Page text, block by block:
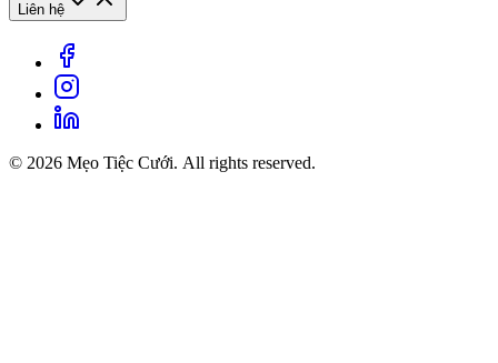
Liên hệ
© 2026 Mẹo Tiệc Cưới. All rights reserved.